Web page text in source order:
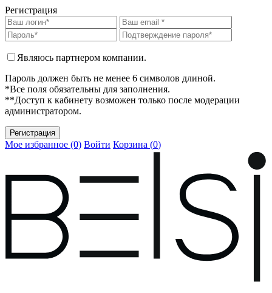
Регистрация
Являюсь партнером компании.
Пароль должен быть не менее 6 символов длиной.
*Все поля обязательны для заполнения.
**Доступ к кабинету возможен только после модерации
администратором.
Мое избранное (0) Войти Корзина (0)